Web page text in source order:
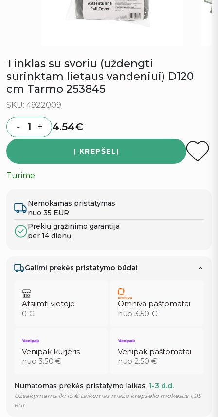
Tinklas su svoriu (uždengti
surinktam lietaus vandeniui) D120
cm Tarmo 253845
SKU: 4922009
Quantity
- + 4.54€
Į KREPŠELĮ
Turime
Nemokamas pristatymas
nuo 35 EUR
Prekių grąžinimo garantija
per 14 dienų
Galimi prekės pristatymo būdai
Atsiimti vietoje
0 €
Omniva paštomatai
nuo 3.50 €
Venipak kurjeris
nuo 3.50 €
Venipak paštomatai
nuo 2.50 €
Numatomas prekės pristatymo laikas: 1-3 d.d.
Užsakymams iki 15 € taikomas mažo krepšelio mokestis 1,95
eur